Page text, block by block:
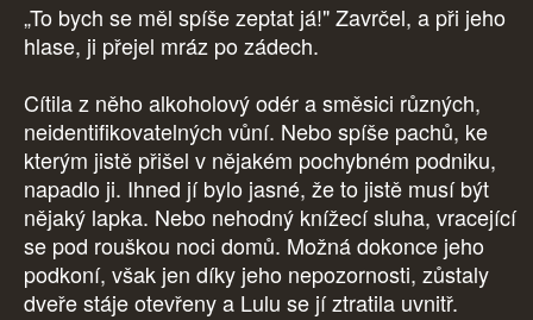
„To bych se měl spíše zeptat já!" Zavrčel, a při jeho
hlase, ji přejel mráz po zádech.
Cítila z něho alkoholový odér a směsici různých,
neidentifikovatelných vůní. Nebo spíše pachů, ke
kterým jistě přišel v nějakém pochybném podniku,
napadlo ji. Ihned jí bylo jasné, že to jistě musí být
nějaký lapka. Nebo nehodný knížecí sluha, vracející
se pod rouškou noci domů. Možná dokonce jeho
podkoní, však jen díky jeho nepozornosti, zůstaly
dveře stáje otevřeny a Lulu se jí ztratila uvnitř.